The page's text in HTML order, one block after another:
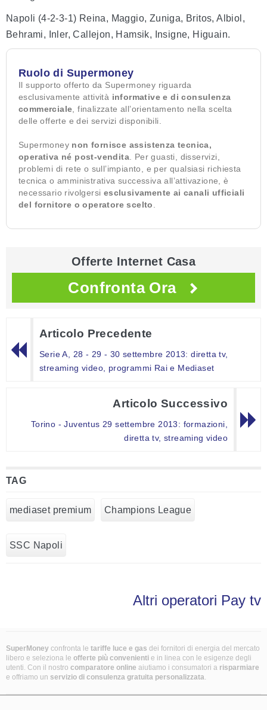
Napoli (4-2-3-1) Reina, Maggio, Zuniga, Britos, Albiol,
Behrami, Inler, Callejon, Hamsik, Insigne, Higuain.
Ruolo di Supermoney
Il supporto offerto da Supermoney riguarda
esclusivamente attività informative e di consulenza
commerciale , finalizzate all’orientamento nella scelta
delle offerte e dei servizi disponibili.
Supermoney non fornisce assistenza tecnica,
operativa né post-vendita . Per guasti, disservizi,
problemi di rete o sull’impianto, e per qualsiasi richiesta
tecnica o amministrativa successiva all’attivazione, è
necessario rivolgersi esclusivamente ai canali ufficiali
del fornitore o operatore scelto
Offerte Internet Casa
Confronta Ora
Articolo Precedente
Serie A, 28 - 29 - 30 settembre 2013: diretta tv,
streaming video, programmi Rai e Mediaset
Articolo Successivo
Torino - Juventus 29 settembre 2013: formazioni,
diretta tv, streaming video
TAG
mediaset premium Champions League
SSC Napoli
Altri operatori Pay tv
SuperMoney confronta le tariffe luce e gas dei fornitori di energia del mercato
libero e seleziona le offerte più convenienti e in linea con le esigenze degli
utenti. Con il nostro comparatore online aiutiamo i consumatori a risparmiare
e offriamo un servizio di consulenza gratuita personalizzata.